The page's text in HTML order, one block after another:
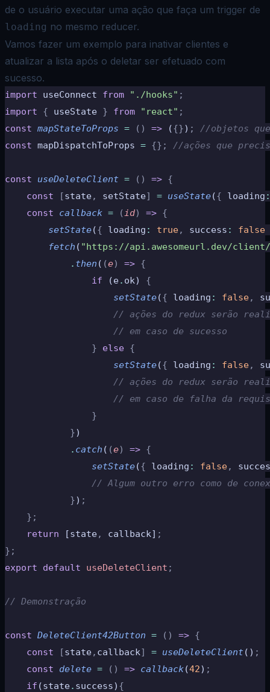
de o usuário executar uma ação que faça um trigger de
loading no mesmo reducer.
Vamos fazer um exemplo para inativar clientes e
atualizar a lista após o deletar ser efetuado com
sucesso.
import useConnect from "./hooks" ;
import { useState } from "react" ;
const mapStateToProps = () => ({}) ;
//objetos
const mapDispatchToProps = {}; //ações que
const useDeleteClient = () => {
	const
[state, setState] = useState({ loading :
	const
callback = (id) => {
		setState
({ loading : true, success : false
		fetch
( "https://api.awesomeurl.dev/
			.
then ( (e) => {
				if
(e. ok) {
                    setState
({ loading : false,
// ações do redux serão
                    // em caso de sucesso
				}
else {
                    setState
({ loading : false,
// ações do redux serão
// em caso de falha da
				}
			}
)
			.
catch ( (e) => {
                setState
({ loading : false,
// Algum outro erro como de
			}
) ;
	};
	return
[state, callback] ;
};
export default useDeleteClient ;
// Demonstração
const DeleteClient42Button = () => {
    const
[state, callback] = useDeleteClient() ;
    const
delete = () => callback(42) ;
    if
(state. success) {